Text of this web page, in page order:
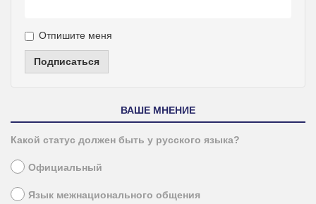
Отпишите меня
Подписаться
ВАШЕ МНЕНИЕ
Какой статус должен быть у русского языка?
Официальный
Язык межнационального общения